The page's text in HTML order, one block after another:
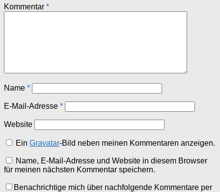
Kommentar *
Name *
E-Mail-Adresse *
Website
EinGravatar-Bild neben meinen Kommentaren anzeigen.
Name, E-Mail-Adresse und Website in diesem Browser
für meinen nächsten Kommentar speichern.
Benachrichtige mich über nachfolgende Kommentare per